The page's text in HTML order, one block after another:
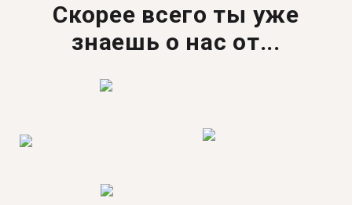
Скорее всего ты уже
знаешь о нас от...